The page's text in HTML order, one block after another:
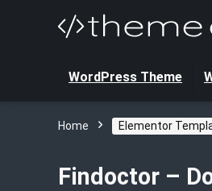
WordPress Theme
Home Elementor
Findoctor –